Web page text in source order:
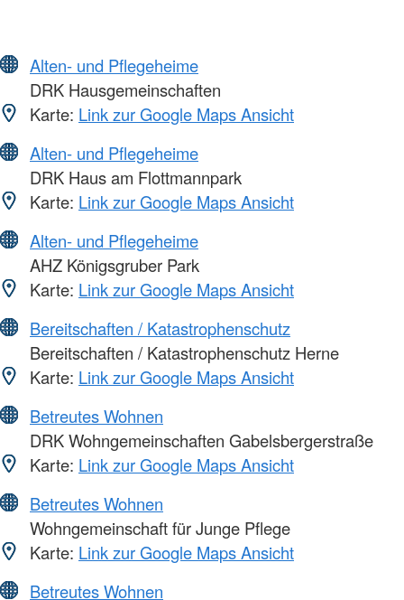
Alten- und Pflegeheime
DRK Hausgemeinschaften
Karte: Link zur Google Maps Ansicht
Alten- und Pflegeheime
DRK Haus am Flottmannpark
Karte: Link zur Google Maps Ansicht
Alten- und Pflegeheime
AHZ Königsgruber Park
Karte: Link zur Google Maps Ansicht
Bereitschaften / Katastrophenschutz
Bereitschaften / Katastrophenschutz Herne
Karte: Link zur Google Maps Ansicht
Betreutes Wohnen
DRK Wohngemeinschaften Gabelsbergerstraße
Karte: Link zur Google Maps Ansicht
Betreutes Wohnen
Wohngemeinschaft für Junge Pflege
Karte: Link zur Google Maps Ansicht
Betreutes Wohnen